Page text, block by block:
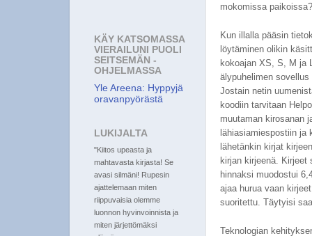
mokomissa
Kun illalla pääsin
löytäminen olikin
kokoajan XS, S, M ja
älypuhelimen
Jostain netin
koodiin tarvitaan
muutaman kirosanan
lähiasiamiespostiin ja
lähetänkin kirjat
kirjan kirjeenä. Kirjeet
hinnaksi muodostui
ajaa hurua vaan
suoritettu. Täytyisi
Teknologian
KÄY KATSOMASSA
VIERAILUNI PUOLI
SEITSEMÄN -
OHJELMASSA
Yle Areena: Hyppyjä
oravanpyörästä
LUKIJALTA
"Kiitos upeasta ja
mahtavasta kirjasta! Se
avasi silmäni! Rupesin
ajattelemaan miten
riippuvaisia olemme
luonnon hyvinvoinnista ja
miten järjettömäksi